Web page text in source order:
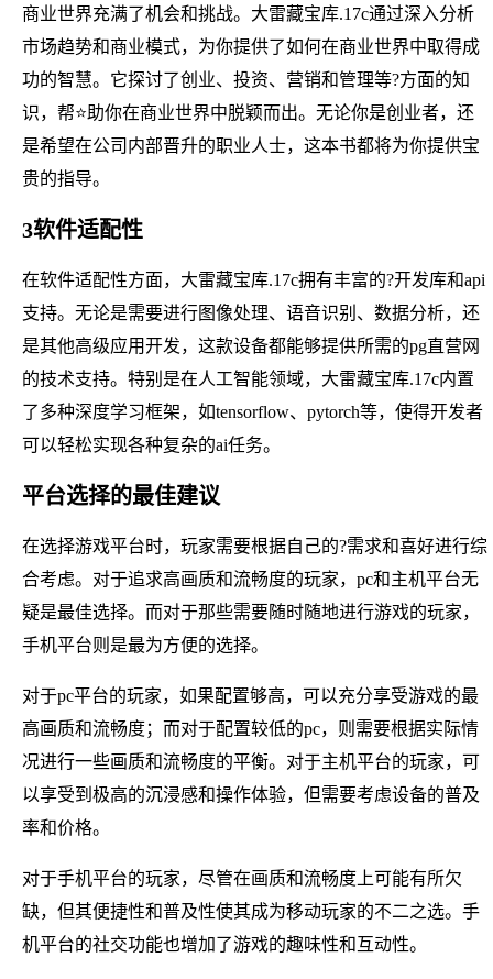
商业世界充满了机会和挑战。大雷藏宝库.17c通过深入分析
市场趋势和商业模式，为你提供了如何在商业世界中取得成
功的智慧。它探讨了创业、投资、营销和管理等?方面的知
识，帮⭐助你在商业世界中脱颖而出。无论你是创业者，还
是希望在公司内部晋升的职业人士，这本书都将为你提供宝
贵的指导。
3软件适配性
在软件适配性方面，大雷藏宝库.17c拥有丰富的?开发库和api
支持。无论是需要进行图像处理、语音识别、数据分析，还
是其他高级应用开发，这款设备都能够提供所需的pg直营网
的技术支持。特别是在人工智能领域，大雷藏宝库.17c内置
了多种深度学习框架，如tensorflow、pytorch等，使得开发者
可以轻松实现各种复杂的ai任务。
平台选择的最佳建议
在选择游戏平台时，玩家需要根据自己的?需求和喜好进行综
合考虑。对于追求高画质和流畅度的玩家，pc和主机平台无
疑是最佳选择。而对于那些需要随时随地进行游戏的玩家，
手机平台则是最为方便的选择。
对于pc平台的玩家，如果配置够高，可以充分享受游戏的最
高画质和流畅度；而对于配置较低的pc，则需要根据实际情
况进行一些画质和流畅度的平衡。对于主机平台的玩家，可
以享受到极高的沉浸感和操作体验，但需要考虑设备的普及
率和价格。
对于手机平台的玩家，尽管在画质和流畅度上可能有所欠
缺，但其便捷性和普及性使其成为移动玩家的不二之选。手
机平台的社交功能也增加了游戏的趣味性和互动性。